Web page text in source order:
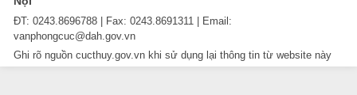
ĐT: 0243.8696788 | Fax: 0243.8691311 | Email:
vanphongcuc@dah.gov.vn
Ghi rõ nguồn cucthuy.gov.vn khi sử dụng lại thông tin từ website này